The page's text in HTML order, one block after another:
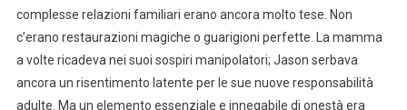
complesse relazioni familiari erano ancora molto tese. Non
c’erano restaurazioni magiche o guarigioni perfette. La mamma
a volte ricadeva nei suoi sospiri manipolatori; Jason serbava
ancora un risentimento latente per le sue nuove responsabilità
adulte. Ma un elemento essenziale e innegabile di onestà era